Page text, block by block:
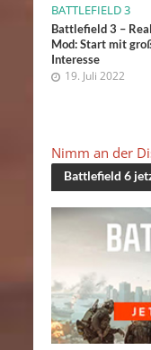
BATTLEFIELD 3
Battlefield 3 –
Mod: Start mit
Interesse
19. Juli 2022
Nimm an der
Battlefield 6